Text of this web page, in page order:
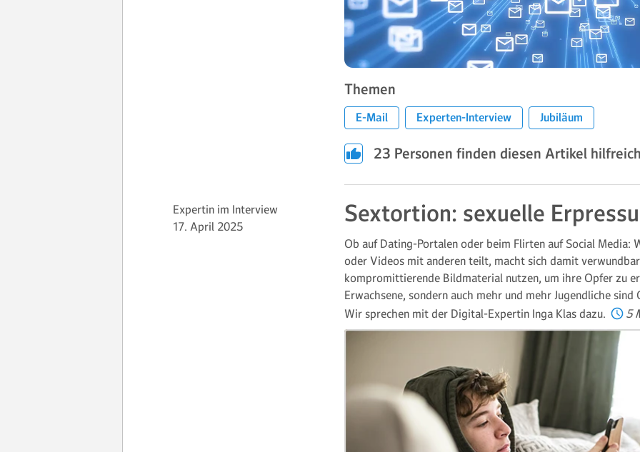
Themen
E-Mail Experten-Interview Jubiläum
23 Personen finden diesen Artikel
Expertin im Interview
17. April 2025
Sextortion: sexuelle
Ob auf Dating-Portalen oder beim Flirten auf Social Media:
oder Videos mit anderen teilt, macht sich damit
kompromittierende Bildmaterial nutzen, um ihre Opfer zu
Erwachsene, sondern auch mehr und mehr Jugendliche
Wir sprechen mit der Digital-Expertin Inga Klas dazu.
5